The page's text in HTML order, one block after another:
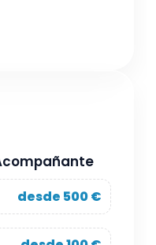
desde 500 €